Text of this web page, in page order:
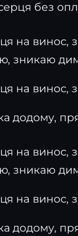
без
на винос,
зникаю
на винос,
додому,
на винос,
зникаю
на винос,
додому,